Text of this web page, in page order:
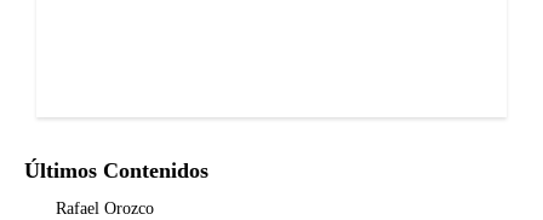
Últimos Contenidos
Rafael Orozco